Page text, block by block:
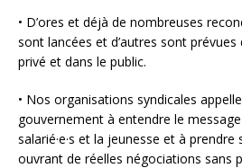
• D’ores et déjà de nombreuses
sont lancées et d’autres sont
privé et dans le public.
• Nos organisations syndicales
gouvernement à entendre le
salarié·e·s et la jeunesse et à
ouvrant de réelles négociations sans